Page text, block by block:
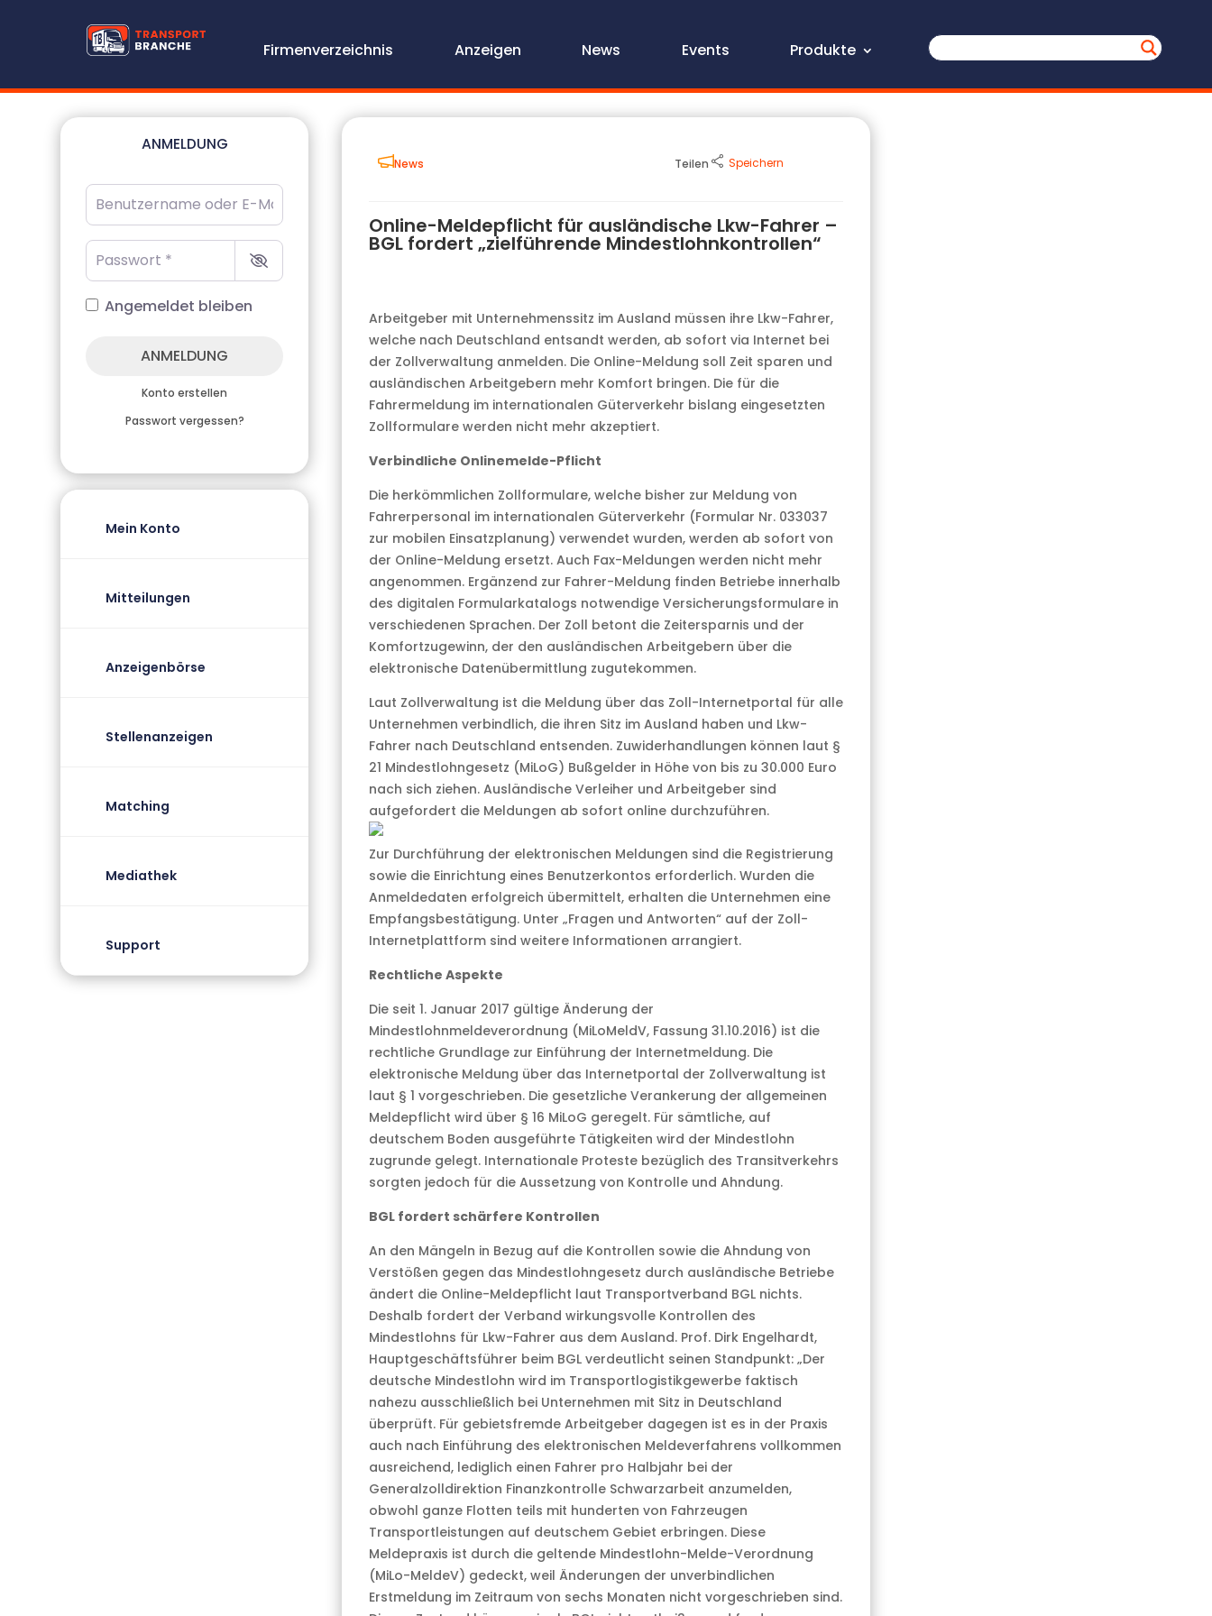
Firmenverzeichnis Anzeigen News Events Produkte
ANMELDUNG
Benutzername oder E-Mail-Adresse
Passwort
Angemeldet bleiben
ANMELDUNG
Konto erstellen
Passwort vergessen?
Mein Konto
Mitteilungen
Anzeigenbörse
Stellenanzeigen
Matching
Mediathek
Support
News Teilen Speichern
Online-Meldepflicht für ausländische Lkw-Fahrer –
BGL fordert „zielführende Mindestlohnkontrollen“
Arbeitgeber mit Unternehmenssitz im Ausland müssen ihre Lkw-Fahrer,
welche nach Deutschland entsandt werden, ab sofort via Internet bei
der Zollverwaltung anmelden. Die Online-Meldung soll Zeit sparen und
ausländischen Arbeitgebern mehr Komfort bringen. Die für die
Fahrermeldung im internationalen Güterverkehr bislang eingesetzten
Zollformulare werden nicht mehr akzeptiert.
Verbindliche Onlinemelde-Pflicht
Die herkömmlichen Zollformulare, welche bisher zur Meldung von
Fahrerpersonal im internationalen Güterverkehr (Formular Nr. 033037
zur mobilen Einsatzplanung) verwendet wurden, werden ab sofort von
der Online-Meldung ersetzt. Auch Fax-Meldungen werden nicht mehr
angenommen. Ergänzend zur Fahrer-Meldung finden Betriebe innerhalb
des digitalen Formularkatalogs notwendige Versicherungsformulare in
verschiedenen Sprachen. Der Zoll betont die Zeitersparnis und der
Komfortzugewinn, der den ausländischen Arbeitgebern über die
elektronische Datenübermittlung zugutekommen.
Laut Zollverwaltung ist die Meldung über das Zoll-Internetportal für alle
Unternehmen verbindlich, die ihren Sitz im Ausland haben und Lkw-
Fahrer nach Deutschland entsenden. Zuwiderhandlungen können laut §
21 Mindestlohngesetz (MiLoG) Bußgelder in Höhe von bis zu 30.000 Euro
nach sich ziehen. Ausländische Verleiher und Arbeitgeber sind
aufgefordert die Meldungen ab sofort online durchzuführen.
Zur Durchführung der elektronischen Meldungen sind die Registrierung
sowie die Einrichtung eines Benutzerkontos erforderlich. Wurden die
Anmeldedaten erfolgreich übermittelt, erhalten die Unternehmen eine
Empfangsbestätigung. Unter „Fragen und Antworten“ auf der Zoll-
Internetplattform sind weitere Informationen arrangiert.
Rechtliche Aspekte
Die seit 1. Januar 2017 gültige Änderung der
Mindestlohnmeldeverordnung (MiLoMeldV, Fassung 31.10.2016) ist die
rechtliche Grundlage zur Einführung der Internetmeldung. Die
elektronische Meldung über das Internetportal der Zollverwaltung ist
laut § 1 vorgeschrieben. Die gesetzliche Verankerung der allgemeinen
Meldepflicht wird über § 16 MiLoG geregelt. Für sämtliche, auf
deutschem Boden ausgeführte Tätigkeiten wird der Mindestlohn
zugrunde gelegt. Internationale Proteste bezüglich des Transitverkehrs
sorgten jedoch für die Aussetzung von Kontrolle und Ahndung.
BGL fordert schärfere Kontrollen
An den Mängeln in Bezug auf die Kontrollen sowie die Ahndung von
Verstößen gegen das Mindestlohngesetz durch ausländische Betriebe
ändert die Online-Meldepflicht laut Transportverband BGL nichts.
Deshalb fordert der Verband wirkungsvolle Kontrollen des
Mindestlohns für Lkw-Fahrer aus dem Ausland. Prof. Dirk Engelhardt,
Hauptgeschäftsführer beim BGL verdeutlicht seinen Standpunkt: „Der
deutsche Mindestlohn wird im Transportlogistikgewerbe faktisch
nahezu ausschließlich bei Unternehmen mit Sitz in Deutschland
überprüft. Für gebietsfremde Arbeitgeber dagegen ist es in der Praxis
auch nach Einführung des elektronischen Meldeverfahrens vollkommen
ausreichend, lediglich einen Fahrer pro Halbjahr bei der
Generalzolldirektion Finanzkontrolle Schwarzarbeit anzumelden,
obwohl ganze Flotten teils mit hunderten von Fahrzeugen
Transportleistungen auf deutschem Gebiet erbringen. Diese
Meldepraxis ist durch die geltende Mindestlohn-Melde-Verordnung
(MiLo-MeldeV) gedeckt, weil Änderungen der unverbindlichen
Erstmeldung im Zeitraum von sechs Monaten nicht vorgeschrieben sind.